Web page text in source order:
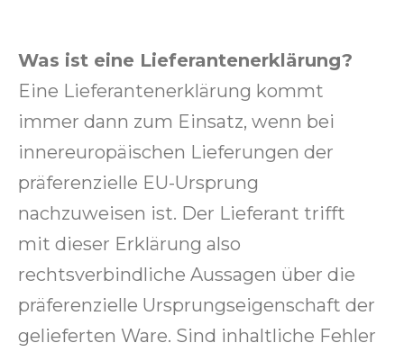
Was ist eine Lieferantenerklärung?
Eine Lieferantenerklärung kommt
immer dann zum Einsatz, wenn bei
innereuropäischen Lieferungen der
präferenzielle EU-Ursprung
nachzuweisen ist. Der Lieferant trifft
mit dieser Erklärung also
rechtsverbindliche Aussagen über die
präferenzielle Ursprungseigenschaft der
gelieferten Ware. Sind inhaltliche Fehler